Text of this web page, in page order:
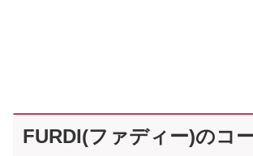
FURDI(ファディー)のコ